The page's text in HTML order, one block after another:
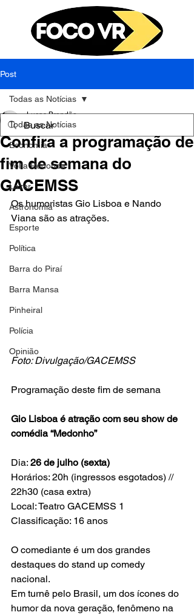
Post
Todas as Notícias
Economia
Volta Redonda
Lazer
Astronomia
Esporte
Política
Barra do Piraí
Barra Mansa
Pinheiral
Polícia
Opinião
Todas as Notícias
Confira a programação de
fim de semana do
GACEMSS
Lucas Brandão
25 de jul. de 2024
Os humoristas Gio Lisboa e Nando
Viana são as atrações.
Foto: Divulgação/GACEMSS
Programação deste fim de semana
Gio Lisboa é atração com seu show de
comédia “Medonho”
Dia: 26 de julho (sexta)
Horários: 20h (ingressos esgotados) //
22h30 (casa extra)
Local: Teatro GACEMSS 1
Classificação: 16 anos
O comediante é um dos grandes
destaques do stand up comedy
nacional.
Em turnê pelo Brasil, um dos ícones do
humor da nova geração, fenômeno na